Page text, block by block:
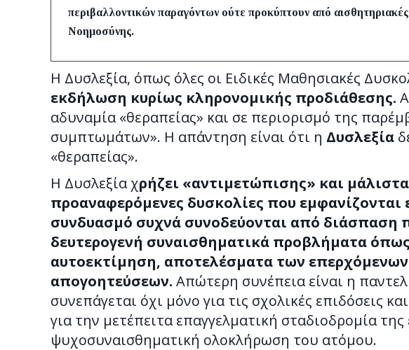
περιβαλλοντικών παραγόντων ούτε προκύπτουν από
Νοημοσύνης.
Η Δυσλεξία, όπως όλες οι Ειδικές Μαθησιακές
εκδήλωση κυρίως κληρονομικής προδιάθεσης.
αδυναμία «θεραπείας» και σε περιορισμό της
συμπτωμάτων». Η απάντηση είναι ότι η Δυσλεξία
«θεραπείας».
Η Δυσλεξία χρήζει «αντιμετώπισης» και
προαναφερόμενες δυσκολίες που εμφανίζονται
συνδυασμό συχνά συνοδεύονται από διάσπαση
δευτερογενή συναισθηματικά προβλήματα
αυτοεκτίμηση, αποτελέσματα των
απογοητεύσεων. Απώτερη συνέπεια είναι η
συνεπάγεται όχι μόνο για τις σχολικές επιδόσεις
για την μετέπειτα επαγγελματική σταδιοδρομία
ψυχοσυναισθηματική ολοκλήρωση του ατόμου.